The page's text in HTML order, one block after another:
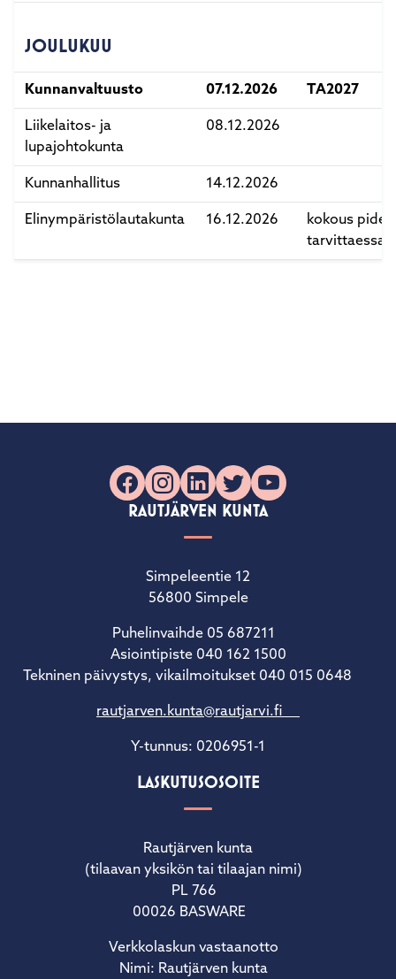
JOULUKUU
Kunnanvaltuusto 07.12.2026 TA2027
Liikelaitos- ja
lupajohtokunta
08.12.2026
Kunnanhallitus 14.12.2026
Elinympäristölautakunta 16.12.2026
kokous
tarvittaessa
Facebook
Instagram
LinkedIn
X YouTube
RAUTJÄRVEN KUNTA
Simpeleentie 12
56800 Simpele
Puhelinvaihde 05 687211
Asiointipiste 040 162 1500
Tekninen päivystys, vikailmoitukset 040 015 0648
rautjarven.kunta@rautjarvi.fi
Y-tunnus: 0206951-1
LASKUTUSOSOITE
Rautjärven kunta
(tilaavan yksikön tai tilaajan nimi)
PL 766
00026 BASWARE
Verkkolaskun vastaanotto
Nimi: Rautjärven kunta